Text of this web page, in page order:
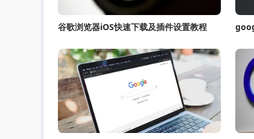
谷歌浏览器iOS快速下载及插件设置教程